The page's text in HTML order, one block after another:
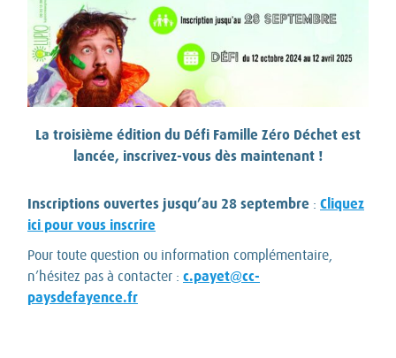
La troisième édition du Défi Famille Zéro Déchet est
lancée, inscrivez-vous dès maintenant !
Inscriptions ouvertes jusqu’au 28 septembre : Cliquez
ici pour vous inscrire
Pour toute question ou information complémentaire,
n’hésitez pas à contacter : c.payet@cc-
paysdefayence.fr